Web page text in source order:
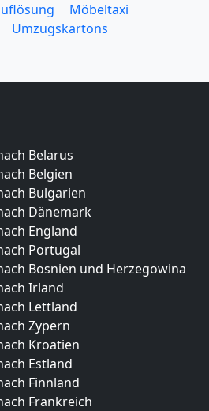
Möbeltaxi
Umzugskartons
Belarus
Belgien
Bulgarien
Dänemark
England
Portugal
Bosnien und Herzegowina
Irland
Lettland
Zypern
Kroatien
Estland
Finnland
Frankreich